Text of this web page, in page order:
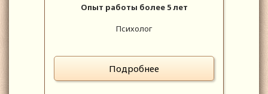
Опыт работы более 5 лет
Психолог
Подробнее